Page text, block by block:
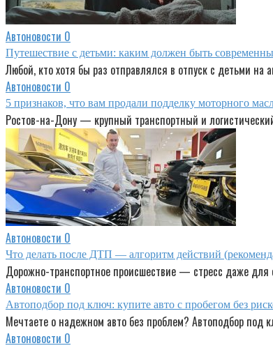
Автоновости 0
Путешествие с детьми: каким должен быть
Любой, кто хотя бы раз отправлялся в отпуск с детьми на
Автоновости 0
5 признаков, что вам продали подделку моторного
Ростов-на-Дону — крупный транспортный и
Автоновости 0
Что делать после ДТП — алгоритм действий
Дорожно-транспортное происшествие — стресс даже
Автоновости 0
Автоподбор под ключ: купите авто с пробегом без
Мечтаете о надежном авто без проблем? Автоподбор
Автоновости 0